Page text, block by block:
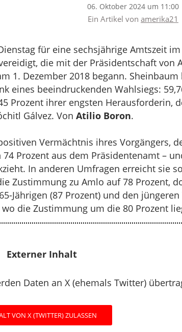
06. Oktober 2024 um 11:00
Ein Artikel von amerika21
für eine sechsjährige Amtszeit
die mit der Präsidentschaft von
1. Dezember 2018 begann.
eines beeindruckenden Wahlsiegs:
Prozent ihrer engsten Herausforderin,
Gálvez. Von Atilio Boron.
Vermächtnis ihres Vorgängers,
Prozent aus dem Präsidentenamt –
In anderen Umfragen erreicht sie
Zustimmung zu Amlo auf 78 Prozent,
Jährigen (87 Prozent) und den
die Zustimmung um die 80 Prozent
Externer Inhalt
Daten an X (ehemals Twitter)
VON X (TWITTER) ZULASSEN